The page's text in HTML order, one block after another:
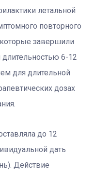
летальной
повторного
завершили
длительностью 6-12
для длительной
дозах
до 12
дать
Действие